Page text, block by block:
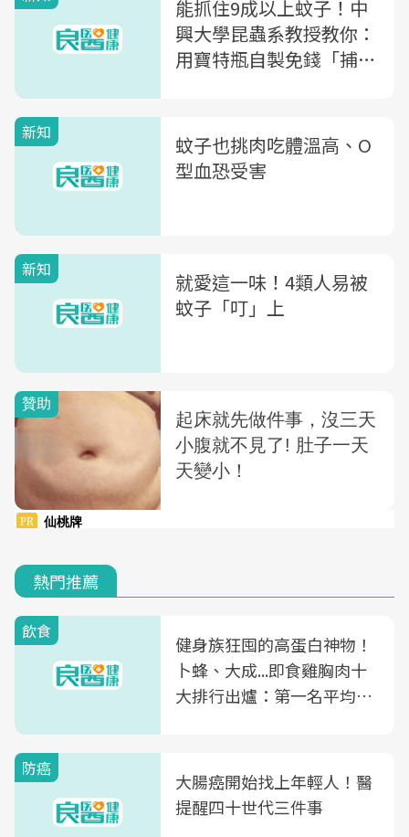
能抓住9成以上蚊子！中
興大學昆蟲系教授教你：
用寶特瓶自製免錢「捕蚊
新知
蚊子也挑肉吃體溫高、O
型血恐受害
新知
就愛這一味！4類人易被
蚊子「叮」上
熱門推薦
飲食
健身族狂囤的高蛋白神物！
卜蜂、大成...即食雞胸肉十
大排行出爐：第一名平均一
防癌
大腸癌開始找上年輕人！醫
提醒四十世代三件事